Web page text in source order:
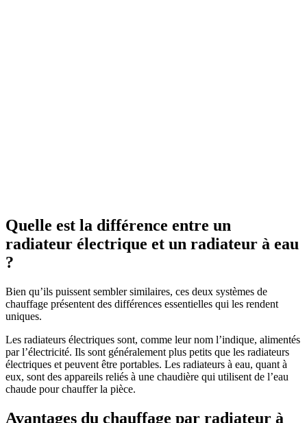
Quelle est la différence entre un
radiateur électrique et un radiateur à eau
?
Bien qu’ils puissent sembler similaires, ces deux systèmes de
chauffage présentent des différences essentielles qui les rendent
uniques.
Les radiateurs électriques sont, comme leur nom l’indique, alimentés
par l’électricité. Ils sont généralement plus petits que les radiateurs
électriques et peuvent être portables. Les radiateurs à eau, quant à
eux, sont des appareils reliés à une chaudière qui utilisent de l’eau
chaude pour chauffer la pièce.
Avantages du chauffage par radiateur à